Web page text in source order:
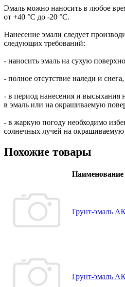
Эмаль можно наносить в любое
от +40 °С до -20 °С.
Нанесение эмали следует
следующих требований:
- наносить эмаль на сухую
- полное отсутствие наледи и снега,
- в период нанесения и высыхания
в эмаль или на окрашиваемую
- в жаркую погоду необходимо
солнечных лучей на окрашиваемую
Похожие товары
Наименование
Грунт-эмаль
Грунт-эмаль